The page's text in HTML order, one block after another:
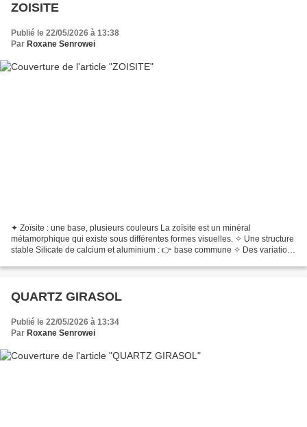
ZOISITE
Publié le 22/05/2026 à 13:38
Par Roxane Senrowei
✦ Zoïsite : une base, plusieurs couleurs La zoïsite est un minéral
métamorphique qui existe sous différentes formes visuelles. ✧ Une structure
stable Silicate de calcium et aluminium : 👉 base commune ✧ Des variations
QUARTZ GIRASOL
Publié le 22/05/2026 à 13:34
Par Roxane Senrowei